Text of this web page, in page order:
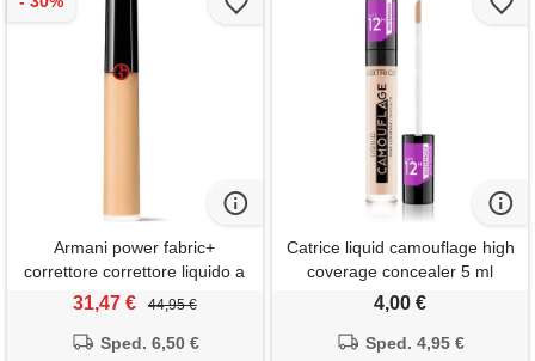
Armani power fabric+
correttore correttore liquido a
lunga tenuta e ad alta
vellutato 4.5
31,47 € 44,95 €
Sped. 6,50 €
Catrice liquid camouflage high
coverage concealer 5 ml
4,00 €
Sped. 4,95 €